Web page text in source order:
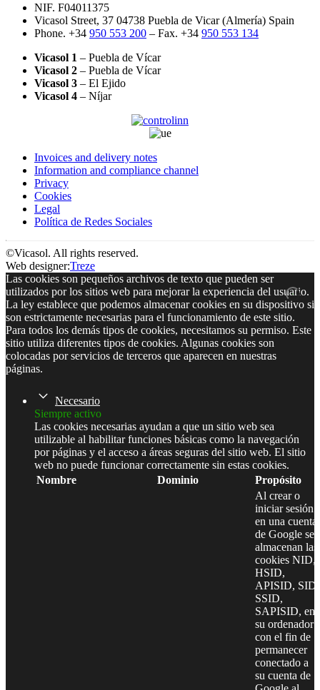
NIF. F04011375
Vicasol Street, 37 04738 Puebla de Vicar (Almería) Spain
Phone. +34 950 553 200 – Fax. +34 950 553 134
Vicasol 1 – Puebla de Vícar
Vicasol 2 – Puebla de Vícar
Vicasol 3 – El Ejido
Vicasol 4 – Níjar
Invoices and delivery notes
Information and compliance channel
Privacy
Cookies
Legal
Política de Redes Sociales
©Vicasol. All rights reserved.
Web designer:Treze
Las cookies son pequeños archivos de texto que pueden ser
utilizados por los sitios web para mejorar la experiencia del usuario.
La ley establece que podemos almacenar cookies en su dispositivo si
son estrictamente necesarias para el funcionamiento de este sitio.
Para todos los demás tipos de cookies, necesitamos su permiso. Este
sitio utiliza diferentes tipos de cookies. Algunas cookies son
colocadas por servicios de terceros que aparecen en nuestras
páginas.
Necesario
Siempre activo
Las cookies necesarias ayudan a que un sitio web sea
utilizable al habilitar funciones básicas como la navegación
por páginas y el acceso a áreas seguras del sitio web. El sitio
web no puede funcionar correctamente sin estas cookies.
Nombre
Dominio
Propósito
Al crear o
iniciar sesión
en una cuenta
de Google se
almacenan las
cookies NID,
HSID,
APISID, SID,
SSID,
SAPISID, en
su ordenador
con el fin de
permanecer
conectado a
su cuenta de